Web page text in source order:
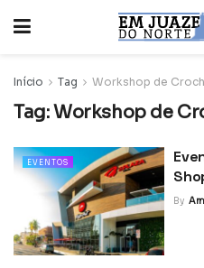
Início Tag Workshop de
Tag:Workshop de
EVENTOS
By